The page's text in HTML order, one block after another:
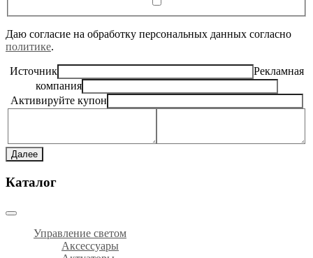
Даю согласие на обработку персональных данных согласно
политике.
Источник
Рекламная
компания
Активируйте купон
Далее
Каталог
Управление светом
Аксессуары